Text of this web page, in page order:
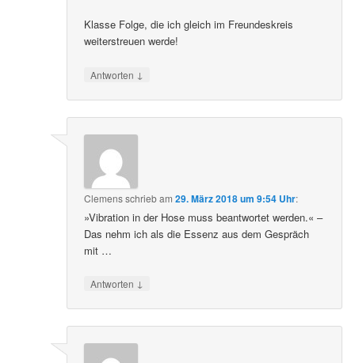
Klasse Folge, die ich gleich im Freundeskreis
weiterstreuen werde!
Antworten ↓
Clemensschriebam29. März 2018 um 9:54 Uhr:
»Vibration in der Hose muss beantwortet werden.« –
Das nehm ich als die Essenz aus dem Gespräch
mit …
Antworten ↓